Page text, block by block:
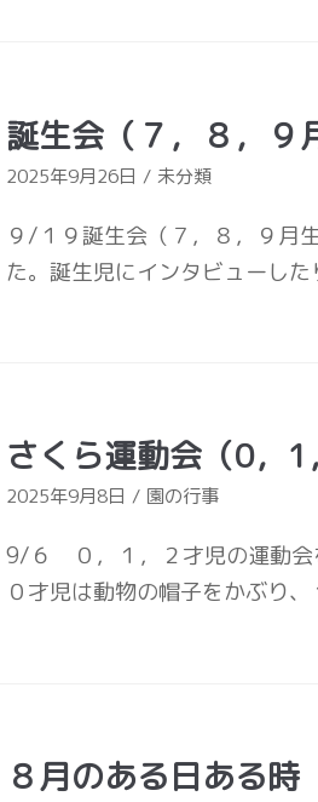
誕生会（７，８，９
2025年9月26日 未分類
９/１９誕生会（７，８，９月
た。誕生児にインタビューし
さくら運動会（0，1
2025年9月8日 園の行事
9/６ ０，１，２才児の運動会
０才児は動物の帽子をかぶり
８月のある日ある時